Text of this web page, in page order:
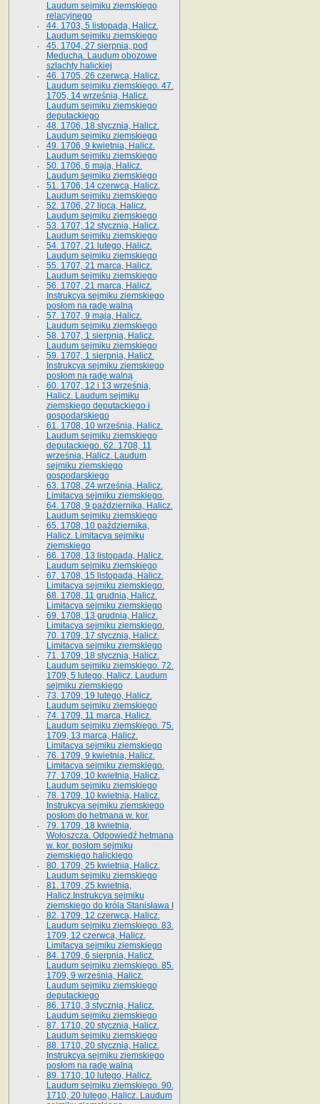
Laudum sejmiku ziemskiego
relacyjnego
44. 1703, 5 listopada, Halicz.
Laudum sejmiku ziemskiego
45. 1704, 27 sierpnia, pod
Meduchą. Laudum obozowe
szlachty halickiej
46. 1705, 26 czerwca, Halicz.
Laudum sejmiku ziemskiego. 47.
1705, 14 września, Halicz.
Laudum sejmiku ziemskiego
deputackiego
48. 1706, 18 stycznia, Halicz.
Laudum sejmiku ziemskiego
49. 1706, 9 kwietnia, Halicz.
Laudum sejmiku ziemskiego
50. 1706, 6 maja, Halicz.
Laudum sejmiku ziemskiego
51. 1706, 14 czerwca, Halicz.
Laudum sejmiku ziemskiego
52. 1706, 27 lipca, Halicz.
Laudum sejmiku ziemskiego
53. 1707, 12 stycznia, Halicz.
Laudum sejmiku ziemskiego
54. 1707, 21 lutego, Halicz.
Laudum sejmiku ziemskiego
55. 1707, 21 marca, Halicz.
Laudum sejmiku ziemskiego
56. 1707, 21 marca, Halicz.
Instrukcya sejmiku ziemskiego
posłom na radę walną
57. 1707, 9 maja, Halicz.
Laudum sejmiku ziemskiego
58. 1707, 1 sierpnia, Halicz.
Laudum sejmiku ziemskiego
59. 1707, 1 sierpnia, Halicz.
Instrukcya sejmiku ziemskiego
posłom na radę walną
60. 1707, 12 i 13 września,
Halicz. Laudum sejmiku
ziemskiego deputackiego i
gospodarskiego
61. 1708, 10 września, Halicz.
Laudum sejmiku ziemskiego
deputackiego. 62. 1708, 11
września, Halicz. Laudum
sejmiku ziemskiego
gospodarskiego
63. 1708, 24 września, Halicz.
Limitacya sejmiku ziemskiego.
64. 1708, 9 października, Halicz.
Laudum sejmiku ziemskiego
65­. 1708, 10 października,
Halicz. Limitacya sejmiku
ziemskiego
66. 1708, 13 listopada, Halicz.
Laudum sejmiku ziemskiego
67. 1708, 15 listopada, Halicz.
Limitacya sejmiku ziemskiego.
68. 1708, 11 grudnia, Halicz.
Limitacya sejmiku ziemskiego
69. 1708, 13 grudnia, Halicz.
Limitacya sejmiku ziemskiego.
70. 1709, 17 stycznia, Halicz.
Limitacya sejmiku ziemskiego
71. 1709, 18 stycznia, Halicz.
Laudum sejmiku ziemskiego. 72.
1709, 5 lutego, Halicz. Laudum
sejmiku ziemskiego
73. 1709, 19 lutego, Halicz.
Laudum sejmiku ziemskiego
74. 1709, 11 marca, Halicz.
Laudum sejmiku ziemskiego. 75.
1709, 13 marca, Halicz.
Limitacya sejmiku ziemskiego
76. 1709, 9 kwietnia, Halicz.
Limitacya sejmiku ziemskiego.
77. 1709, 10 kwietnia, Halicz.
Laudum sejmiku ziemskiego
78. 1709, 10 kwietnia, Halicz.
Instrukcya sejmiku ziemskiego
posłom do hetmana w. kor.
79. 1709, 18 kwietnia,
Wołoszcza. Odpowiedź hetmana
w. kor. posłom sejmiku
ziemskiego halickiego
80. 1709, 25 kwietnia, Halicz.
Laudum sejmiku ziemskiego
81. 1709, 25 kwietnia,
Halicz.Instrukcya sejmiku
ziemskiego do króla Stanisława I
82. 1709, 12 czerwca, Halicz.
Laudum sejmiku ziemskiego. 83.
1709, 12 czerwca, Halicz.
Limitacya sejmiku ziemskiego
84. 1709, 6 sierpnia, Halicz.
Laudum sejmiku ziemskiego. 85.
1709, 9 września, Halicz.
Laudum sejmiku ziemskiego
deputackiego
86. 1710, 3 stycznia, Halicz.
Laudum sejmiku ziemskiego
87. 1710, 20 stycznia, Halicz.
Laudum sejmiku ziemskiego
88. 1710, 20 stycznia, Halicz.
Instrukcya sejmiku ziemskiego
posłom na radę walną
89. 1710, 10 lutego, Halicz.
Laudum sejmiku ziemskiego. 90.
1710, 20 lutego, Halicz. Laudum